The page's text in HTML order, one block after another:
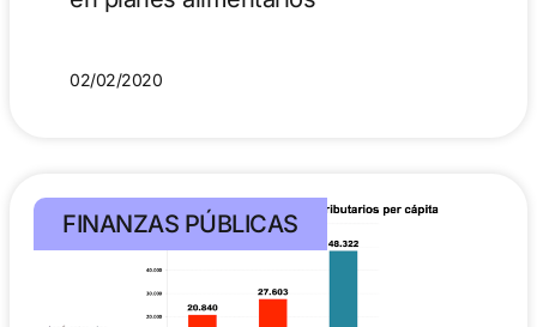
02/02/2020
FINANZAS PÚBLICAS